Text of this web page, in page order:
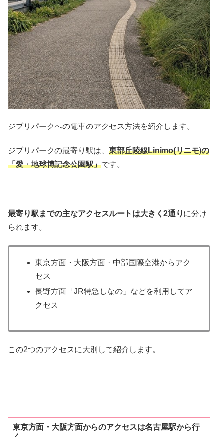
ジブリパークへの電車のアクセス方法を紹介します。
ジブリパークの最寄り駅は、 東部丘陵線Linimo(リニモ)の
「愛・地球博記念公園駅」です。
最寄り駅までの主なアクセスルートは大きく2通り に分け
られます。
東京方面・大阪方面・中部国際空港からアク
セス
長野方面「JR特急しなの」などを利用してア
クセス
この2つのアクセスに大別して紹介します。
東京方面・大阪方面からのアクセスは名古屋駅から行